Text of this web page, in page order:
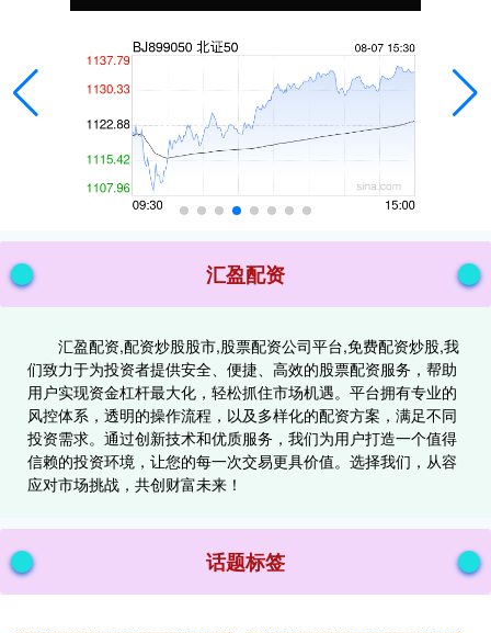
汇盈配资
汇盈配资,配资炒股股市,股票配资公司平台,免费配资炒股,我
们致力于为投资者提供安全、便捷、高效的股票配资服务，帮助
用户实现资金杠杆最大化，轻松抓住市场机遇。平台拥有专业的
风控体系，透明的操作流程，以及多样化的配资方案，满足不同
投资需求。通过创新技术和优质服务，我们为用户打造一个值得
信赖的投资环境，让您的每一次交易更具价值。选择我们，从容
应对市场挑战，共创财富未来！
话题标签